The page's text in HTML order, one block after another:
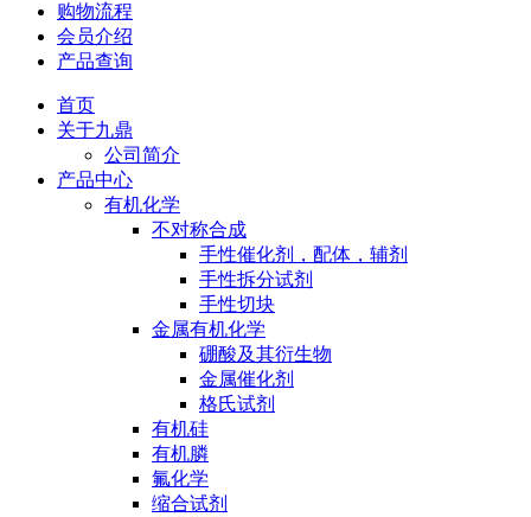
购物流程
会员介绍
产品查询
首页
关于九鼎
公司简介
产品中心
有机化学
不对称合成
手性催化剂，配体，辅剂
手性拆分试剂
手性切块
金属有机化学
硼酸及其衍生物
金属催化剂
格氏试剂
有机硅
有机膦
氟化学
缩合试剂